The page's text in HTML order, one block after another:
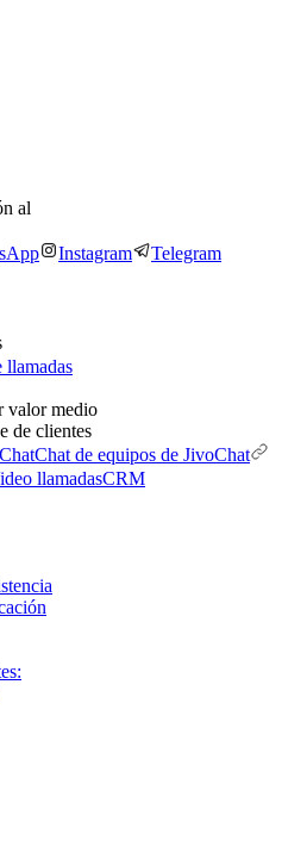
al
Instagram Telegram
valor medio
de clientes
Chat de equipos de JivoChat
llamadasCRM